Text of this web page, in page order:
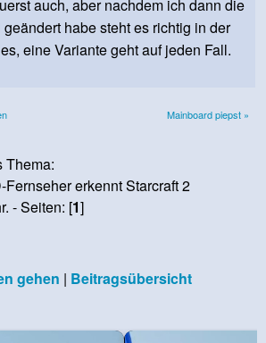
auch, aber nachdem ich dann die
habe steht es richtig in der
eine Variante geht auf jeden Fall.
Mainboard piepst »
Thema:
erkennt Starcraft 2
- Seiten: [1]
gehen | Beitragsübersicht